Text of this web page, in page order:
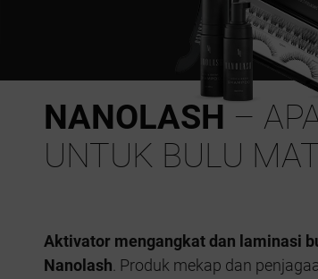
NANOLASH –
UNTUK BULU
Aktivator mengangkat dan laminasi
Nanolash. Produk mekap dan